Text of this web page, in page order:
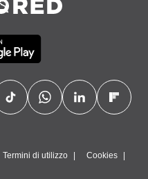
Termini di utilizzo Cookies